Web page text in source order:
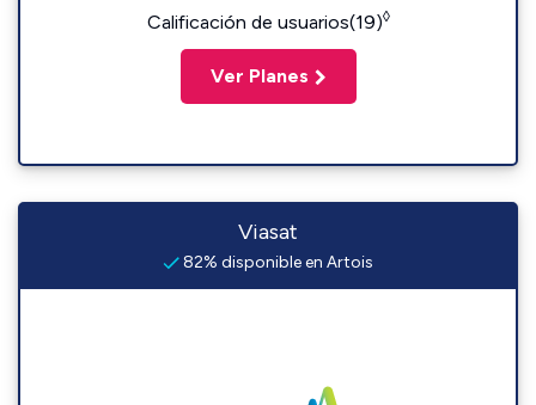
Calificación de usuarios(19)◊
Ver Planes
Viasat
82% disponible en Artois